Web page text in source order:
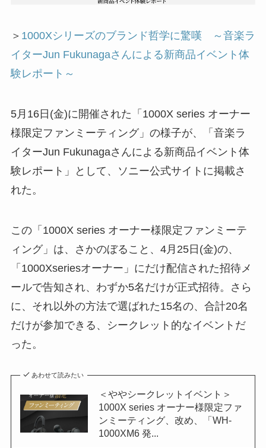
＞ 1000Xシリーズのブランド哲学に驚嘆 ～音楽ラ
イターJun Fukunagaさんによる新商品イベント体
験レポート～
5月16日(金)に開催された「1000X series オーナー
様限定ファンミーティング」の様子が、「音楽ラ
イターJun Fukunagaさんによる新商品イベント体
験レポート」として、ソニー公式サイトに掲載さ
れた。
この「1000X series オーナー様限定ファンミーテ
ィング」は、さかのぼること、4月25日(金)の、
「1000Xseriesオーナー」にだけ配信された招待メ
ールで告知され、わずか5名だけが正式招待。さら
に、それ以外の方法で選ばれた15名の、合計20名
だけが参加できる、シークレット的なイベントだ
った。
あわせて読みたい
＜ややシークレットイベント＞
1000X series オーナー様限定ファ
ンミーティング、改め、「WH-
1000XM6 発...